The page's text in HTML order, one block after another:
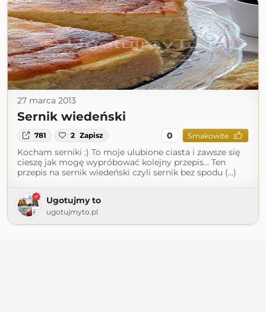
27 marca 2013
Sernik wiedeński
781 2 Zapisz 0 Smakowite
Kocham serniki :) To moje ulubione ciasta i zawsze się
cieszę jak mogę wypróbować kolejny przepis... Ten
przepis na sernik wiedeński czyli sernik bez spodu (...)
Ugotujmy to
ugotujmyto.pl